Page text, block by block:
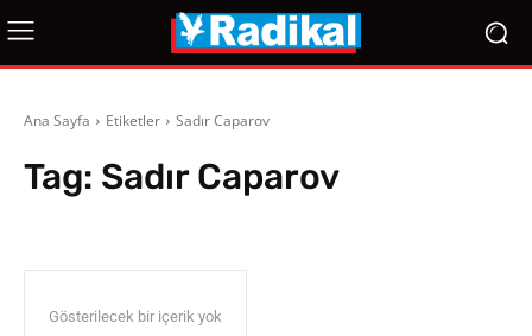
Ana Sayfa Etiketler Sadır Caparov
Tag: Sadır Caparov
Gösterilecek bir içerik yok